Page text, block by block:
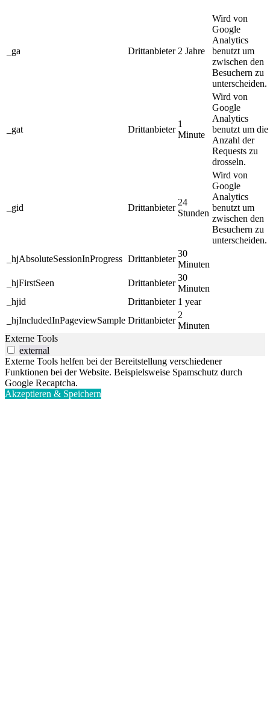
_ga Drittanbieter 2 Jahre
Wird von
Google
Analytics
benutzt um
zwischen den
Besuchern zu
unterscheiden.
_gat Drittanbieter
1
Minute
Wird von
Google
Analytics
benutzt um die
Anzahl der
Requests zu
drosseln.
_gid Drittanbieter
24
Stunden
Wird von
Google
Analytics
benutzt um
zwischen den
Besuchern zu
unterscheiden.
_hjAbsoluteSessionInProgress Drittanbieter
30
Minuten
_hjFirstSeen
Drittanbieter
30
Minuten
_hjid
Drittanbieter 1 year
_hjIncludedInPageviewSample Drittanbieter
2
Minuten
Externe Tools
external
Externe Tools helfen bei der Bereitstellung verschiedener
Funktionen bei der Website. Beispielsweise Spamschutz durch
Google Recaptcha.
Akzeptieren & Speichern